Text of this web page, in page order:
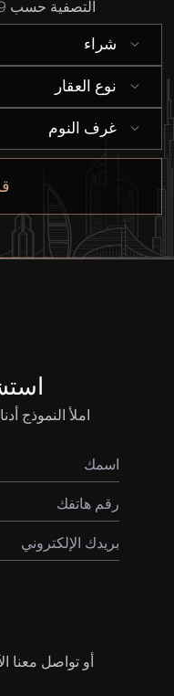
التصفية حسب 29 Burj Dubai Boulevard:
شراء
نوع العقار
غرف النوم
املأ النموذج
أو تواصل معنا